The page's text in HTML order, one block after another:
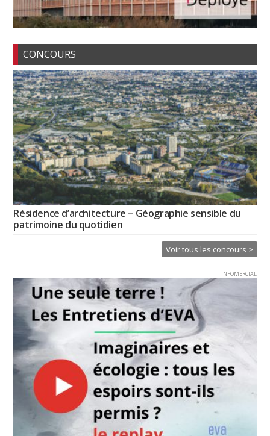
CONCOURS
Résidence d’architecture – Géographie sensible du
patrimoine du quotidien
Voir tous les concours >
INFOMERCIAL